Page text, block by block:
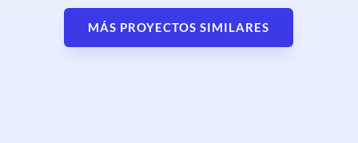
MÁS PROYECTOS SIMILARES